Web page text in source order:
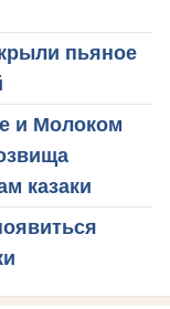
пьяное
и Молоком
казаки